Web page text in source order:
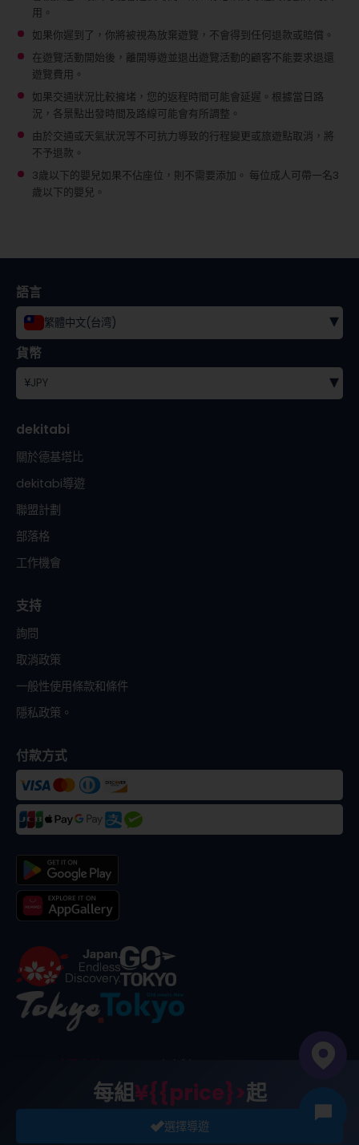
每組¥{{price}>起
選擇導遊
用。
如果你遲到了，你將被視為放棄遊覽，不會得到任何退款或賠償。
在遊覽活動開始後，離開導遊並退出遊覽活動的顧客不能要求退還
遊覽費用。
如果交通狀況比較擁堵，您的返程時間可能會延遲。根據當日路
況，各景點出發時間及路線可能會有所調整。
由於交通或天氣狀況等不可抗力導致的行程變更或旅遊點取消，將
不予退款。
3歲以下的嬰兒如果不佔座位，則不需要添加。 每位成人可帶一名3
歲以下的嬰兒。
語言
繁體中文(台湾) ▾
貨幣
¥JPY ▾
dekitabi
關於德基塔比
dekitabi導遊
聯盟計劃
部落格
工作機會
支持
詢問
取消政策
一般性使用條款和條件
隱私政策。
付款方式
. メード・イン・トーキョー